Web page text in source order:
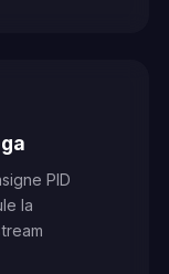
PID
la